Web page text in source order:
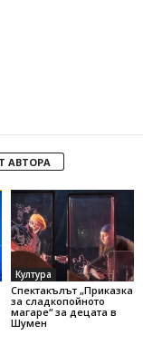
АВТОРА
Култура
Спектакълът „Приказка
за сладкопойното
магаре“ за децата в
Шумен